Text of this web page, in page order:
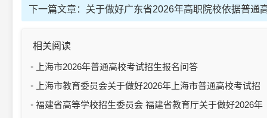
下一篇文章： 关于做好广东省2026年高职院校依据普通
相关阅读
上海市2026年普通高校考试招生报名问答
上海市教育委员会关于做好2026年上海市普通高校考试招
生报名工作的通知
福建省高等学校招生委员会 福建省教育厅关于做好2026年